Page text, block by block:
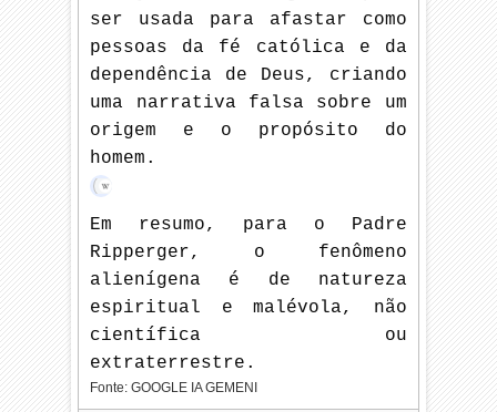
ser usada para afastar como
pessoas da fé católica e da
dependência de Deus, criando
uma narrativa falsa sobre um
origem e o propósito do
homem.
Em resumo, para o Padre
Ripperger, o fenômeno
alienígena é de natureza
espiritual e malévola, não
científica ou
extraterrestre.
Fonte: GOOGLE IA GEMENI